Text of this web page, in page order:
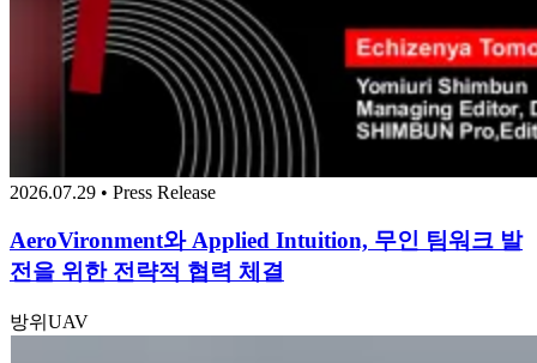
2026.07.29 • Press Release
AeroVironment와 Applied Intuition, 무인 팀워크 발
전을 위한 전략적 협력 체결
방위 UAV